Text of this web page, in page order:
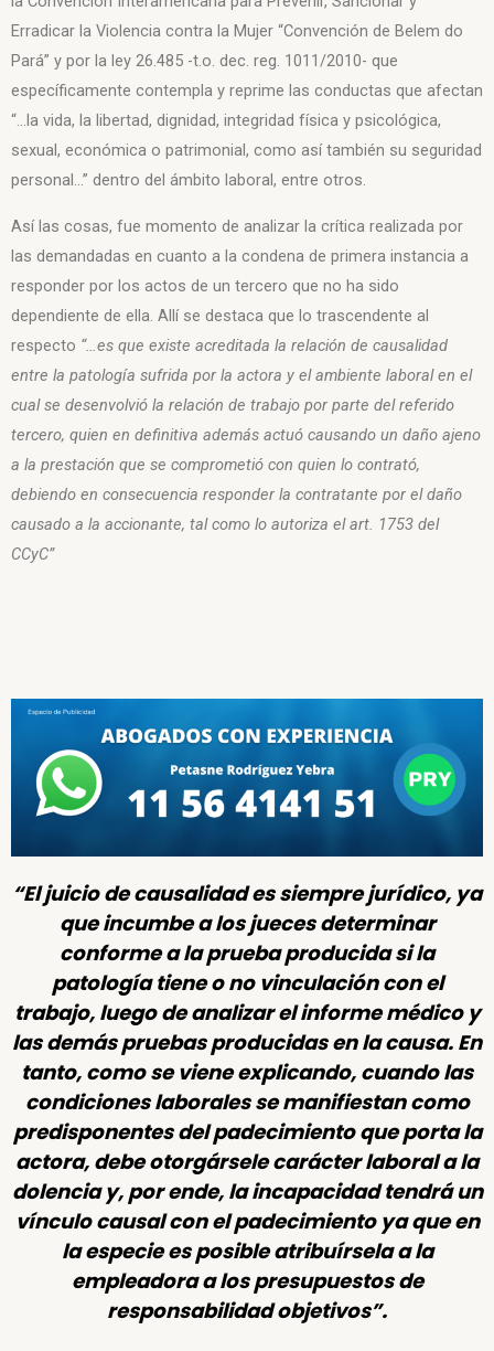
Erradicar la Violencia contra la Mujer “Convención de Belem do
Pará” y por la ley 26.485 -t.o. dec. reg. 1011/2010- que
específicamente contempla y reprime las conductas que afectan
“…la vida, la libertad, dignidad, integridad física y psicológica,
sexual, económica o patrimonial, como así también su seguridad
personal…” dentro del ámbito laboral, entre otros.
Así las cosas, fue momento de analizar la crítica realizada por
las demandadas en cuanto a la condena de primera instancia a
responder por los actos de un tercero que no ha sido
dependiente de ella. Allí se destaca que lo trascendente al
respecto “…es que existe acreditada la relación de causalidad
entre la patología sufrida por la actora y el ambiente laboral en el
cual se desenvolvió la relación de trabajo por parte del referido
tercero, quien en definitiva además actuó causando un daño ajeno
a la prestación que se comprometió con quien lo contrató,
debiendo en consecuencia responder la contratante por el daño
causado a la accionante, tal como lo autoriza el art. 1753 del
CCyC”
“El juicio de causalidad es siempre jurídico, ya
que incumbe a los jueces determinar
conforme a la prueba producida si la
patología tiene o no vinculación con el
trabajo, luego de analizar el informe médico y
las demás pruebas producidas en la causa. En
tanto, como se viene explicando, cuando las
condiciones laborales se manifiestan como
predisponentes del padecimiento que porta la
actora, debe otorgársele carácter laboral a la
dolencia y, por ende, la incapacidad tendrá un
vínculo causal con el padecimiento ya que en
la especie es posible atribuírsela a la
empleadora a los presupuestos de
responsabilidad objetivos”.